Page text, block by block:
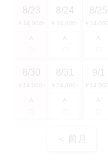
8/23
A
8/24
A
8/25
A
8/30
A
8/31
A
9/1
A
＜ 前月